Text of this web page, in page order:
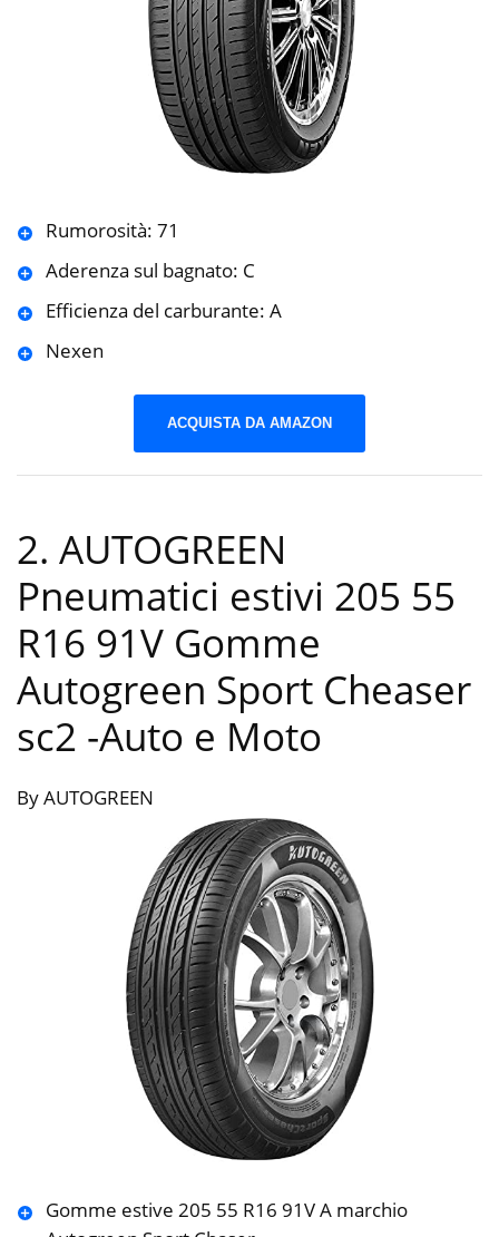
Rumorosità: 71
Aderenza sul bagnato: C
Efficienza del carburante: A
Nexen
ACQUISTA DA AMAZON
2. AUTOGREEN
Pneumatici estivi 205 55
R16 91V Gomme
Autogreen Sport Cheaser
sc2 -Auto e Moto
By AUTOGREEN
Gomme estive 205 55 R16 91V A marchio